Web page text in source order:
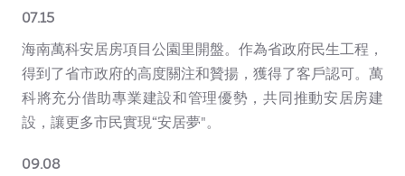
07.15
海南萬科安居房項目公園里開盤。作為省政府民生工程，
得到了省市政府的高度關注和贊揚，獲得了客戶認可。萬
科將充分借助專業建設和管理優勢，共同推動安居房建
設，讓更多市民實現“安居夢"。
09.08